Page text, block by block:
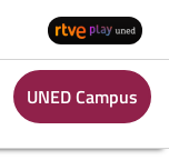
UNED Campus